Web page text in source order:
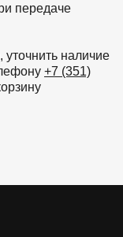
передаче
уточнить наличие
+7 (351)